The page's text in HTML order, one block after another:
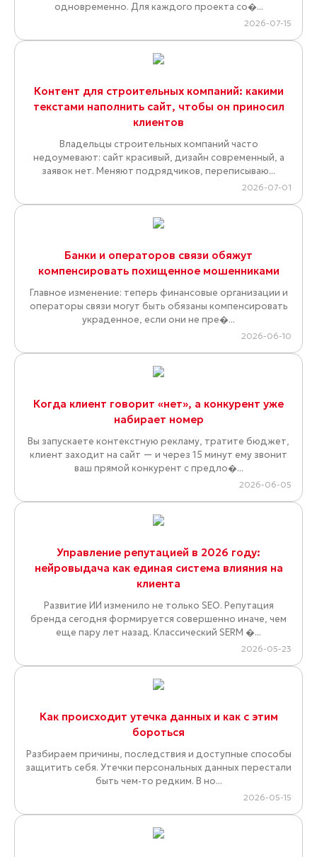
одновременно. Для каждого проекта со�...
2026-07-15
Контент для строительных компаний: какими
текстами наполнить сайт, чтобы он приносил
клиентов
Владельцы строительных компаний часто
недоумевают: сайт красивый, дизайн современный, а
заявок нет. Меняют подрядчиков, переписываю...
2026-07-01
Банки и операторов связи обяжут
компенсировать похищенное мошенниками
Главное изменение: теперь финансовые организации и
операторы связи могут быть обязаны компенсировать
украденное, если они не пре�...
2026-06-10
Когда клиент говорит «нет», а конкурент уже
набирает номер
Вы запускаете контекстную рекламу, тратите бюджет,
клиент заходит на сайт — и через 15 минут ему звонит
ваш прямой конкурент с предло�...
2026-06-05
Управление репутацией в 2026 году:
нейровыдача как единая система влияния на
клиента
Развитие ИИ изменило не только SEO. Репутация
бренда сегодня формируется совершенно иначе, чем
еще пару лет назад. Классический SERM �...
2026-05-23
Как происходит утечка данных и как с этим
бороться
Разбираем причины, последствия и доступные способы
защитить себя. Утечки персональных данных перестали
быть чем-то редким. В но...
2026-05-15